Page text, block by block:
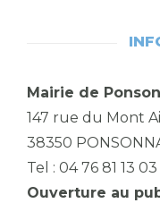
Mairie de
147 rue du Mont
38350
Tel : 04 76 81 13
Ouverture au